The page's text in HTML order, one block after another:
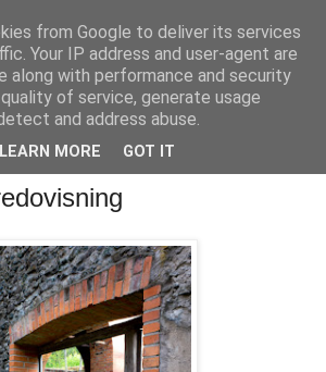
from Google to deliver its services
Your IP address and user-agent are
along with performance and security
of service, generate usage
and address abuse.
LEARN MORE GOT IT